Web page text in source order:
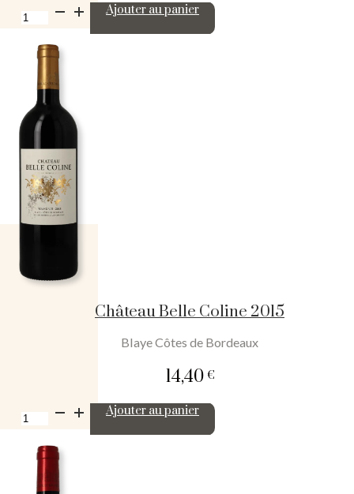
quantité
de
Belle
Coline
2016
Ajouter au panier
Château Belle Coline 2015
Blaye Côtes de Bordeaux
14,40€
quantité
de
Belle
Coline
2015
Ajouter au panier